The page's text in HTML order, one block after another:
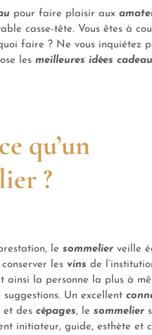
pour faire plaisir aux
casse-tête. Vous êtes à
faire ? Ne vous inquiétez
les meilleures idées
qu’un
?
le sommelier veille
les vins de
ainsi la personne la plus à
suggestions. Un excellent
et des cépages, le sommelier
initiateur, guide, esthète et